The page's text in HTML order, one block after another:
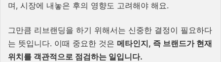
며, 시장에 내놓은 후의 영향도 고려해야 해요.
그만큼 리브랜딩을 하기 위해서는 신중한 결정이 필요하다
는 뜻입니다. 이때 중요한 것은 메타인지, 즉 브랜드가 현재
위치를 객관적으로 점검하는 일입니다.